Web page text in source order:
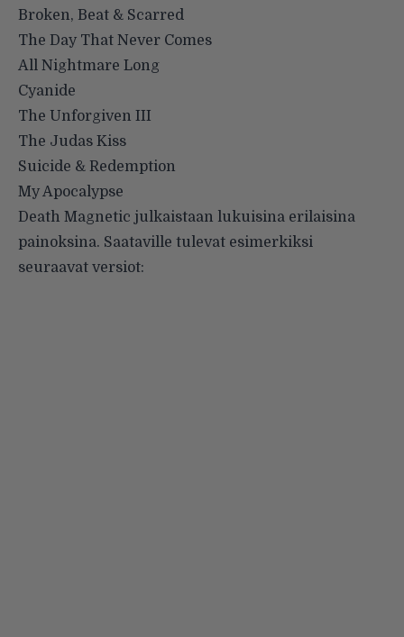
Broken, Beat & Scarred
The Day That Never Comes
All Nightmare Long
Cyanide
The Unforgiven III
The Judas Kiss
Suicide & Redemption
My Apocalypse
Death Magnetic julkaistaan lukuisina erilaisina
painoksina. Saataville tulevat esimerkiksi
seuraavat versiot: